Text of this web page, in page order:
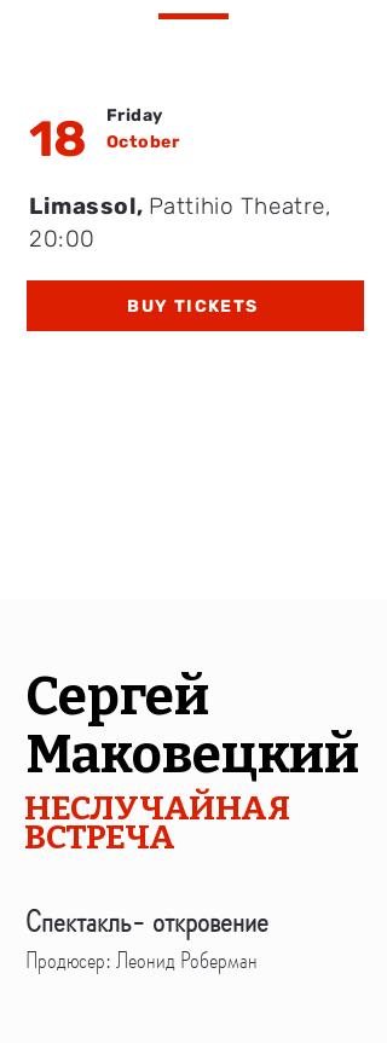
18
Friday
October
BUY TICKETS
Limassol, Pattihio Theatre,
20:00
Сергей
Маковецкий
НЕСЛУЧАЙНАЯ
ВСТРЕЧА
Спектакль- откровение
Продюсер: Леонид Роберман